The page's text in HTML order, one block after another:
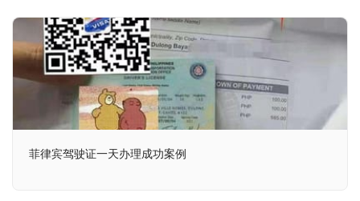
菲律宾驾驶证一天办理成功案例